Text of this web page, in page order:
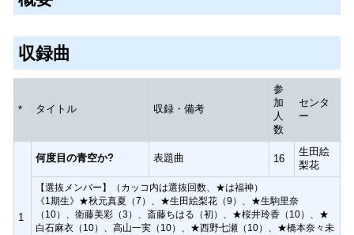
収録曲
* タイトル 収録・備考
参
加
人
数
センタ
ー
1
何度目の青空か? 表題曲 16
生田絵
梨花
【選抜メンバー】（カッコ内は選抜回数、★は福神）
《1期生》★秋元真夏（7）、★生田絵梨花（9）、★生駒里奈
（10）、衛藤美彩（3）、斎藤ちはる（初）、★桜井玲香（10）、★
白石麻衣（10）、高山一実（10）、★西野七瀬（10）、★橋本奈々未